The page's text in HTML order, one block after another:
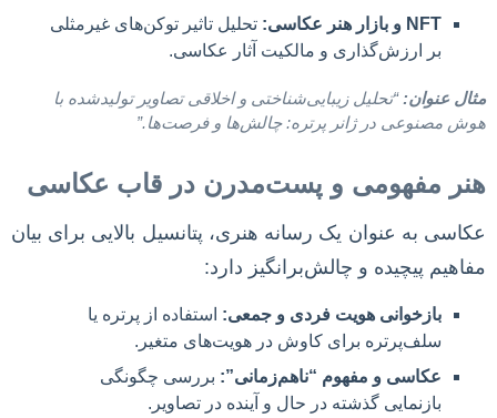
NFT و بازار هنر عکاسی:
تحلیل تاثیر توکن‌های غیرمثلی
بر ارزش‌گذاری و مالکیت آثار عکاسی.
مثال عنوان: “تحلیل زیبایی‌شناختی و اخلاقی تصاویر تولیدشده با
هوش مصنوعی در ژانر پرتره: چالش‌ها و فرصت‌ها.”
هنر مفهومی و پست‌مدرن در قاب عکاسی
عکاسی به عنوان یک رسانه هنری، پتانسیل بالایی برای بیان
مفاهیم پیچیده و چالش‌برانگیز دارد:
بازخوانی هویت فردی و جمعی: استفاده از پرتره یا
سلف‌پرتره برای کاوش در هویت‌های متغیر.
عکاسی و مفهوم “ناهم‌زمانی”: بررسی چگونگی
بازنمایی گذشته در حال و آینده در تصاویر.